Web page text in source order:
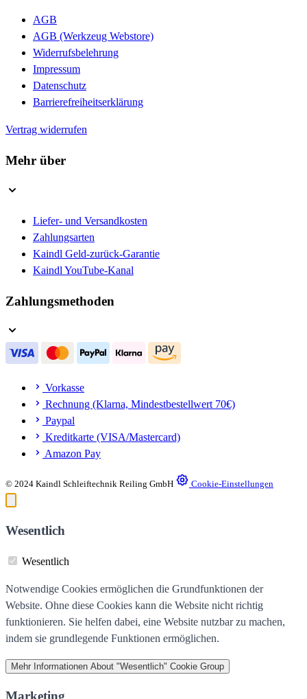
AGB
AGB (Werkzeug Webstore)
Widerrufsbelehrung
Impressum
Datenschutz
Barrierefreiheitserklärung
Vertrag widerrufen
Mehr über
Liefer- und Versandkosten
Zahlungsarten
Kaindl Geld-zurück-Garantie
Kaindl YouTube-Kanal
Zahlungsmethoden
Vorkasse
Rechnung (Klarna, Mindestbestellwert 70€)
Paypal
Kreditkarte (VISA/Mastercard)
Amazon Pay
© 2024 Kaindl Schleiftechnik Reiling GmbH Cookie-Einstellungen
Wesentlich
Wesentlich
Notwendige Cookies ermöglichen die Grundfunktionen der
Website. Ohne diese Cookies kann die Website nicht richtig
funktionieren. Sie helfen dabei, eine Website nutzbar zu machen,
indem sie grundlegende Funktionen ermöglichen.
Mehr Informationen About "Wesentlich" Cookie Group